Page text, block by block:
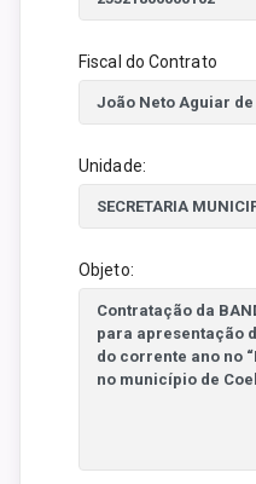
Fiscal do Contrato
Unidade:
Objeto: